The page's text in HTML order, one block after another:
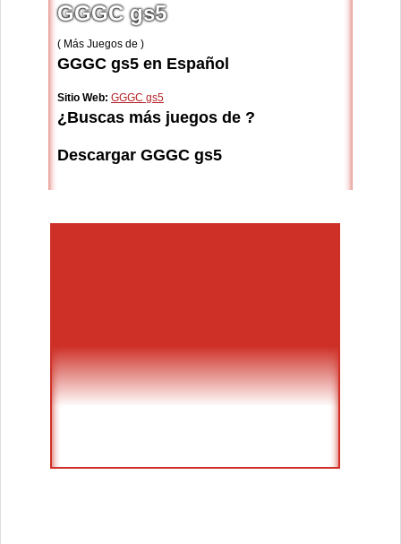
GGGC gs5
( Más Juegos de )
GGGC gs5 en Español
Sitio Web: GGGC gs5
¿Buscas más juegos de ?
Descargar GGGC gs5